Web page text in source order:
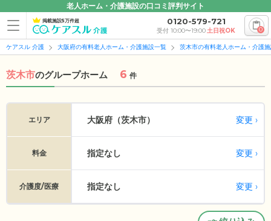
老人ホーム・介護施設の口コミ評判サイト
掲載施設5万件超 0120-579-721
受付 10:00〜19:00土日祝OK 0
ケアスル 介護 大阪府の有料老人ホーム・介護施設一覧 茨木市の有料老人ホーム・介護
茨木市のグループホーム 6 件
エリア 大阪府（茨木市） 変更
料金 指定なし 変更
介護度/医療 指定なし 変更